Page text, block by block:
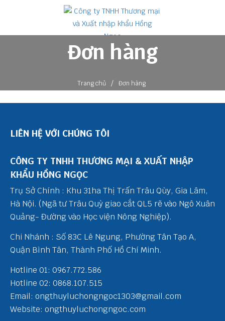
Đơn hàng
Trang chủ / Đơn hàng
LIÊN HỆ VỚI CHÚNG TÔI
CÔNG TY TNHH THƯƠNG MẠI & XUẤT NHẬP
KHẨU HỒNG NGỌC
Trụ Sở Chính : Khu 31ha Thị Trấn Trâu Qùy, Gia Lâm,
Hà Nội. (Ngã tư Trâu Quỳ giao cắt QL5 rẽ vào Ngô Xuân
Quảng- Đường vào Học viện Nông Nghiệp).
Chi Nhánh : Số 83C Lê Ngung, Phường Tân Tạo A,
Quận Bình Tân, Thành Phố Hồ Chí Minh.
Hotline 01: 0967.772.586
Hotline 02: 0868.107.515
Email: ongthuyluchongngoc1303@gmail.com
Website: ongthuyluchongngoc.com